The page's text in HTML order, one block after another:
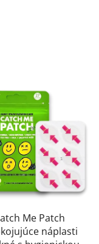
Me Patch
náplasti